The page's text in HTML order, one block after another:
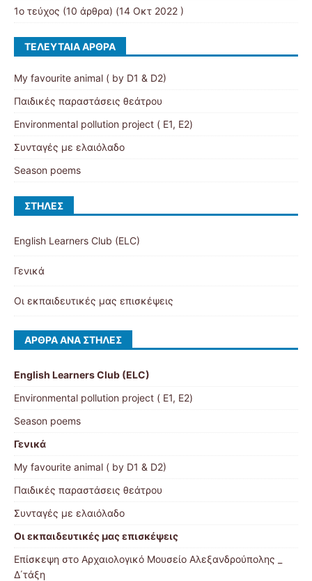
1ο τεύχος (10 άρθρα) (14 Οκτ 2022 )
ΤΕΛΕΥΤΑΊΑ ΆΡΘΡΑ
My favourite animal ( by D1 & D2)
Παιδικές παραστάσεις θεάτρου
Environmental pollution project ( Ε1, Ε2)
Συνταγές με ελαιόλαδο
Season poems
ΣΤΉΛΕΣ
English Learners Club (ELC)
Γενικά
Οι εκπαιδευτικές μας επισκέψεις
ΆΡΘΡΑ ΑΝΆ ΣΤΉΛΕΣ
English Learners Club (ELC)
Environmental pollution project ( Ε1, Ε2)
Season poems
Γενικά
My favourite animal ( by D1 & D2)
Παιδικές παραστάσεις θεάτρου
Συνταγές με ελαιόλαδο
Οι εκπαιδευτικές μας επισκέψεις
Επίσκεψη στο Αρχαιολογικό Μουσείο Αλεξανδρούπολης _
Δ΄τάξη